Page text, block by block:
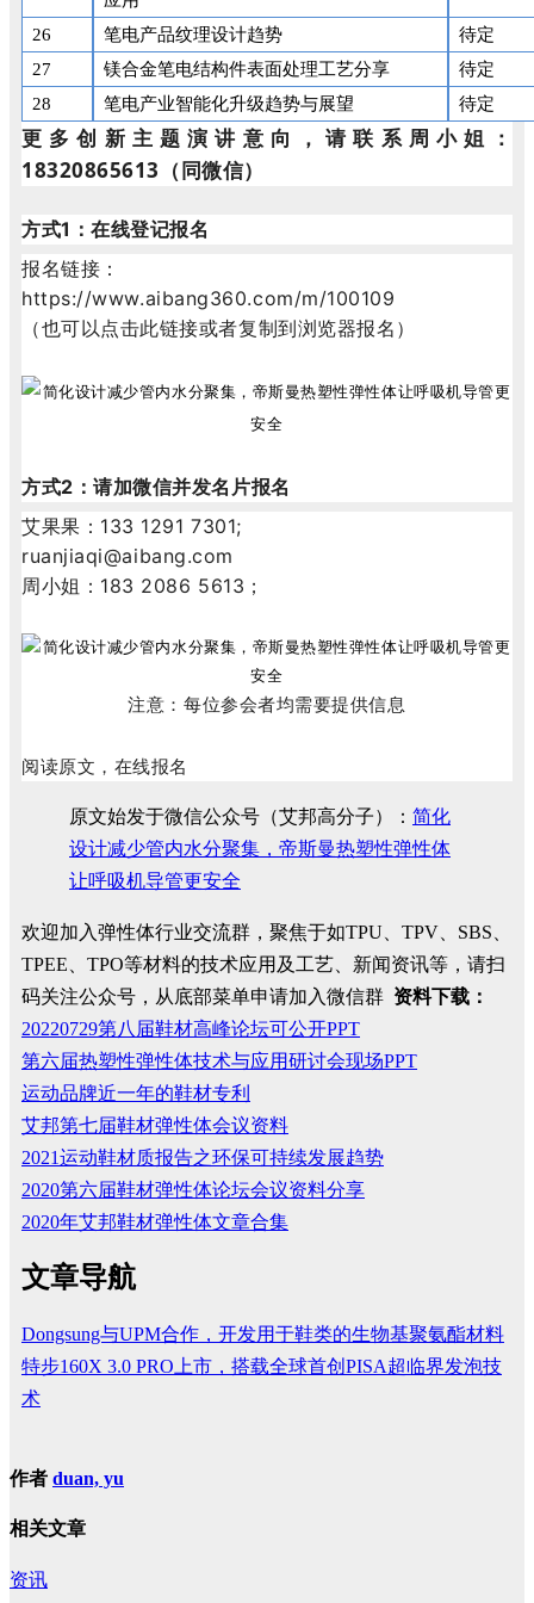
26
笔电产品纹理设计趋势
待定
27
镁合金笔电结构件表面处理工艺分享
待定
28
笔电产业智能化升级趋势与展望 待定
更多创新主题演讲意向，请联系周小姐：
18320865613（同微信）
方式1：在线登记报名
报名链接：
https://www.aibang360.com/m/100109
（也可以点击此链接或者复制到浏览器报名）
方式2：请加微信并发名片报名
艾果果：133 1291 7301;
ruanjiaqi@aibang.com
周小姐：183 2086 5613；
注意：每位参会者均需要提供信息
阅读原文，在线报名
原文始发于微信公众号（艾邦高分子）： 简化
设计减少管内水分聚集，帝斯曼热塑性弹性体
让呼吸机导管更安全
欢迎加入弹性体行业交流群，聚焦于如TPU、TPV、SBS、
TPEE、TPO等材料的技术应用及工艺、新闻资讯等，请扫
码关注公众号，从底部菜单申请加入微信群 资料下载：
20220729第八届鞋材高峰论坛可公开PPT
第六届热塑性弹性体技术与应用研讨会现场PPT
运动品牌近一年的鞋材专利
艾邦第七届鞋材弹性体会议资料
2021运动鞋材质报告之环保可持续发展趋势
2020第六届鞋材弹性体论坛会议资料分享
2020年艾邦鞋材弹性体文章合集
文章导航
Dongsung与UPM合作，开发用于鞋类的生物基聚氨酯材料
特步160X 3.0 PRO上市，搭载全球首创PISA超临界发泡技
术
作者 duan, yu
相关文章
资讯